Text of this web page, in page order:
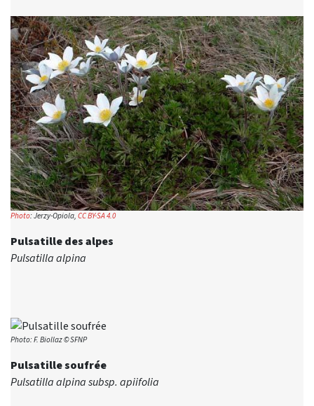
Photo: Jerzy-Opiola, CC BY-SA 4.0
Pulsatille des alpes
Pulsatilla alpina
Photo: F. Biollaz © SFNP
Pulsatille soufrée
Pulsatilla alpina subsp. apiifolia